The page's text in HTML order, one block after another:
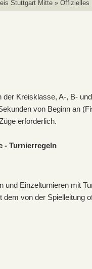
Stuttgart Mitte » Offizielles
Kreisklasse, A-, B-
von Beginn an
erforderlich.
- Turnierregeln
Einzelturnieren mit
von der Spielleitung